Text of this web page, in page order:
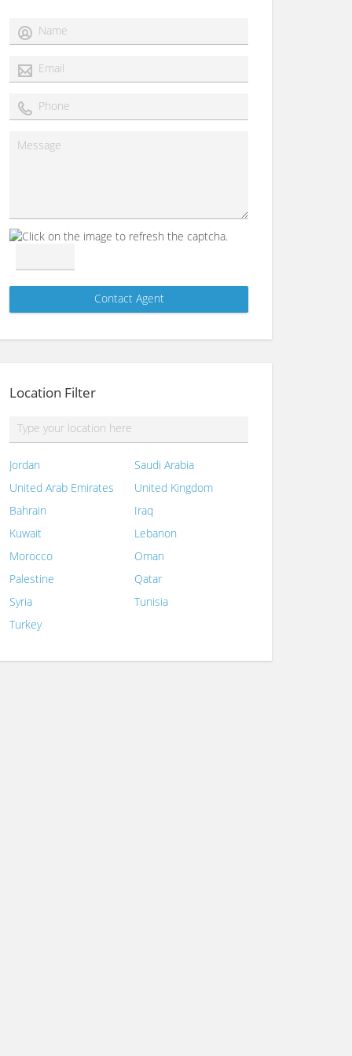
Location Filter
Jordan
Saudi Arabia
United Arab Emirates
United Kingdom
Bahrain
Iraq
Kuwait
Lebanon
Morocco
Oman
Palestine
Qatar
Syria
Tunisia
Turkey